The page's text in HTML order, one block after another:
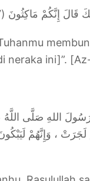
قَالَ إِنَّكُمْ مَاكِثُونَ (77)
neraka ini]”.
اللهِ صَلَّى اللَّهُ
، وَإِنَّهُمْ